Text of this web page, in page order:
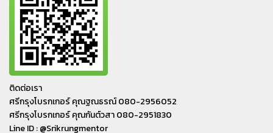
ติดต่อเรา
ศรีกรุงโบรกเกอร์ คุณฐณธรณ์ 080-2956052
ศรีกรุงโบรกเกอร์ คุณกันต์วสา 080-2951830
Line ID : @Srikrungmentor